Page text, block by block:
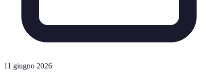
11 giugno 2026